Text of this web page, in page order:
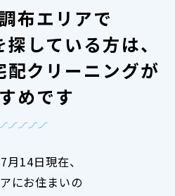
布エリアで
している方は、
クリーニングが
めです
14日現在、
にお住まいの